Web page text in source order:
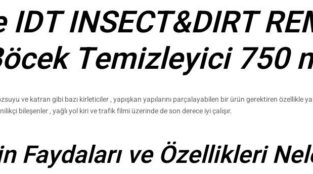
INSECT&DIRT
Temizleyici 750
ve katran gibi bazı kirleticiler , yapışkan yapılarını parçalayabilen bir ürün gerektiren özellikle
bileşenler , yağlı yol kiri ve trafik filmi üzerinde de son derece iyi çalışır.
Faydaları ve Özellikleri